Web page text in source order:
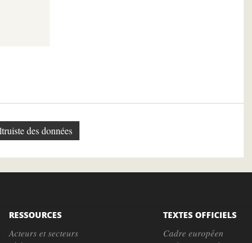
des données
RESSOURCES
Acteurs et secteurs
TEXTES OFFICIELS
Cadre européen